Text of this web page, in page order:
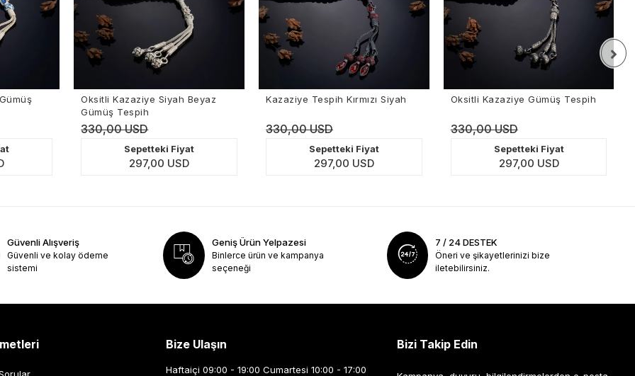
Oksitli Kazaziye Siyah Beyaz
Gümüş Tespih
330,00 USD
Sepetteki Fiyat
297,00 USD
Kazaziye Tespih Kırmızı Siyah
330,00 USD
Sepetteki Fiyat
297,00 USD
Oksitli Kazaziye Gümüş Tespih
330,00 USD
Sepetteki Fiyat
297,00 USD
Güvenli Alışveriş
Güvenli ve kolay ödeme
sistemi
Geniş Ürün Yelpazesi
Binlerce ürün ve kampanya
seçeneği
7 / 24 DESTEK
Öneri ve şikayetlerinizi bize
iletebilirsiniz.
Bize Ulaşın
Haftaiçi 09:00 - 19:00 Cumartesi 10:00 - 17:00
Bizi Takip Edin